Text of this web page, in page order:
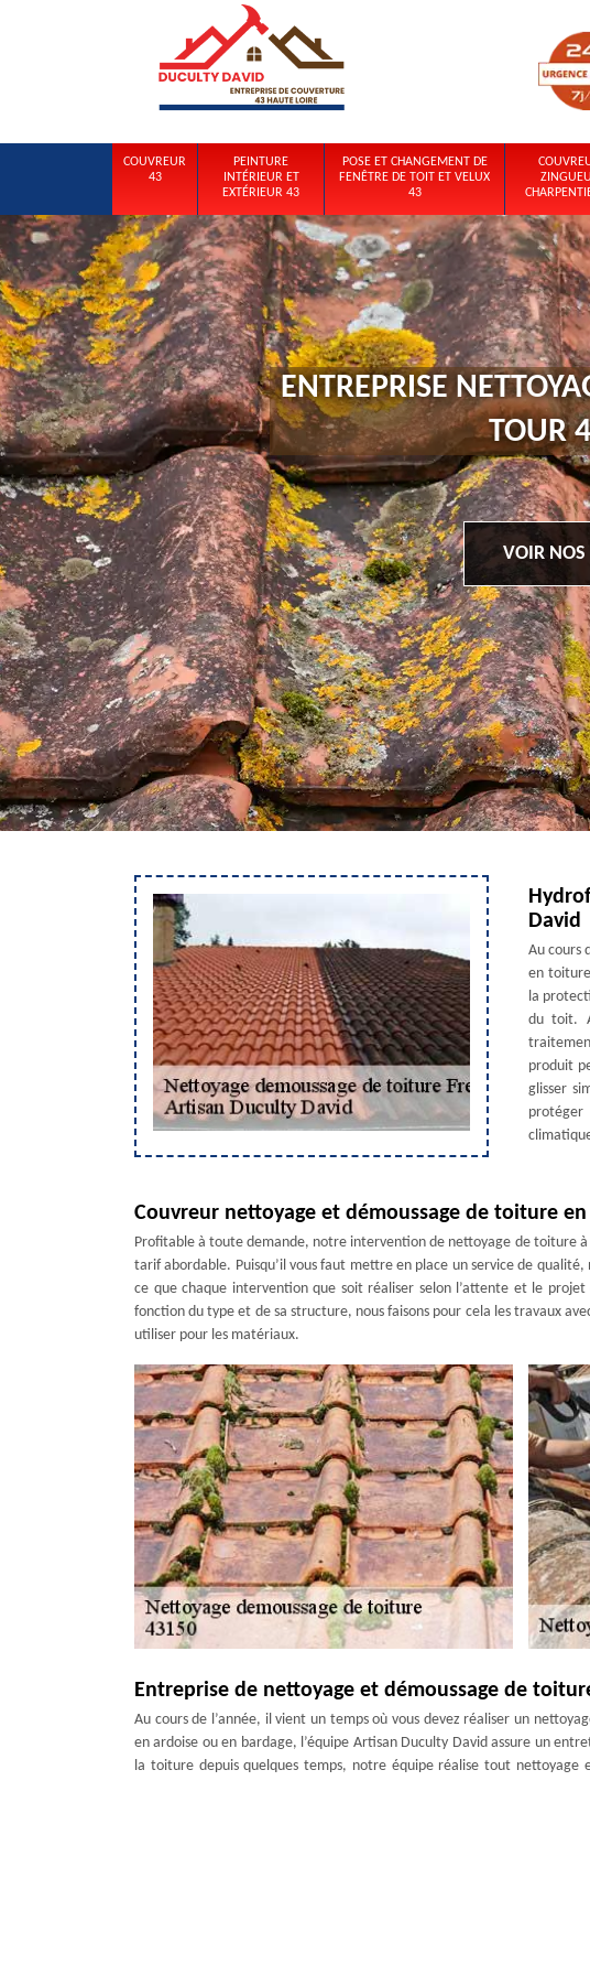
COUVREUR
43
PEINTURE
INTÉRIEUR ET
EXTÉRIEUR 43
POSE ET CHANGEMENT DE
FENÊTRE DE TOIT ET VELUX
43
ENTREPRISE
TOUR
VOIR NOS
David
Au cours
en
la
du toit.
produit
glisser
Couvreur nettoyage et démoussage de toiture en
Profitable à toute demande, notre intervention de nettoyage de toiture à
tarif abordable. Puisqu’il vous faut mettre en place un service de
ce que chaque intervention que soit réaliser selon l’attente et le
fonction du type et de sa structure, nous faisons pour cela les travaux
utiliser pour les matériaux.
Entreprise de nettoyage et démoussage de
Au cours de l’année, il vient un temps où vous devez réaliser un
en ardoise ou en bardage, l’équipe Artisan Duculty David assure un
la toiture depuis quelques temps, notre équipe réalise tout nettoyage